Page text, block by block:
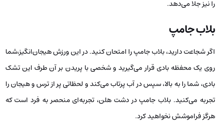
را نیز جلا می‌دهد.
بلاب جامپ
اگر شجاعت دارید، بلاب جامپ را امتحان کنید. در این ورزش هیجان‌انگیز،شما
روی یک محفظه بادی قرار می‌گیرید و شخصی با پریدن بر آن طرف این تشک
بادی، شما را به بالا، سپس در آب پرتاب می‌کند و لحظاتی پر از ترس و هیجان را
تجربه می‌کنید. بلاب جامپ در دشت هلن، تجربه‌ای منحصر به فرد است که
هرگز فراموشش نخواهید کرد.